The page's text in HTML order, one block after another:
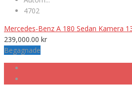
4702
Mercedes-Benz A 180 Sedan Kamera
239,000.00 kr
Begagnade